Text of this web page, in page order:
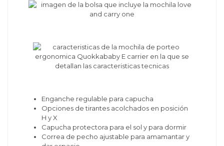
Enganche regulable para capucha
Opciones de tirantes acolchados en posición
H y X
Capucha protectora para el sol y para dormir
Correa de pecho ajustable para amamantar y